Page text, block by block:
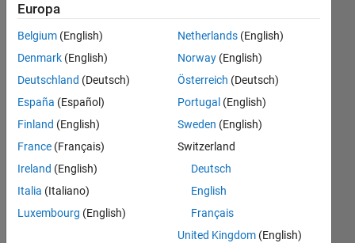
Nate
Rutter
17 Ago
1
Risposta
Aggiornato
2025
10
Visualizzazioni
Europa
Belgium (English)
Denmark (English)
Deutschland (Deutsch)
España (Español)
Finland (English)
France (Français)
Ireland (English)
Italia (Italiano)
Luxembourg (English)
Netherlands(English)
Norway(English)
Österreich (Deutsch)
Portugal (English)
Sweden (English)
Switzerland
Deutsch
English
Français
United Kingdom(English)